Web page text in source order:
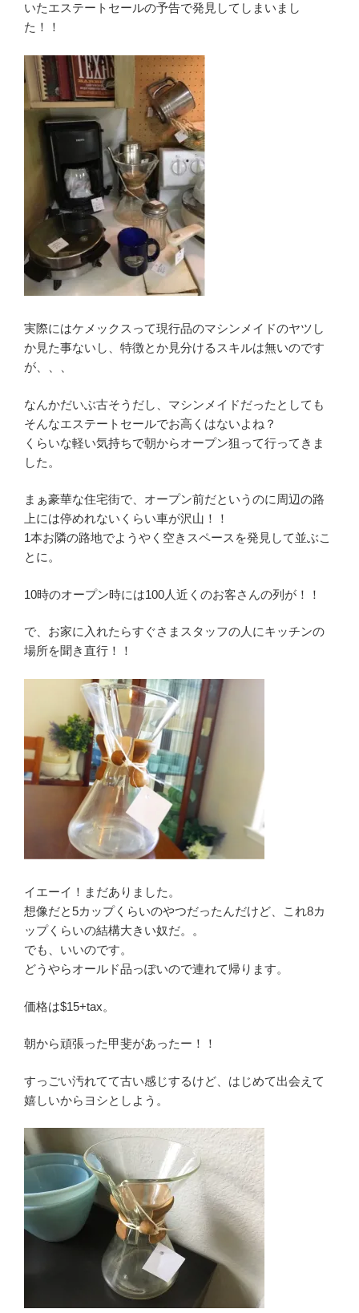
いたエステートセールの予告で発見してしまいまし
た！！
実際にはケメックスって現行品のマシンメイドのヤツし
か見た事ないし、特徴とか見分けるスキルは無いのです
が、、、
なんかだいぶ古そうだし、マシンメイドだったとしても
そんなエステートセールでお高くはないよね？
くらいな軽い気持ちで朝からオープン狙って行ってきま
した。
まぁ豪華な住宅街で、オープン前だというのに周辺の路
上には停めれないくらい車が沢山！！
1本お隣の路地でようやく空きスペースを発見して並ぶこ
とに。
10時のオープン時には100人近くのお客さんの列が！！
で、お家に入れたらすぐさまスタッフの人にキッチンの
場所を聞き直行！！
イエーイ！まだありました。
想像だと5カップくらいのやつだったんだけど、これ8カ
ップくらいの結構大きい奴だ。。
でも、いいのです。
どうやらオールド品っぽいので連れて帰ります。
価格は$15+tax。
朝から頑張った甲斐があったー！！
すっごい汚れてて古い感じするけど、はじめて出会えて
嬉しいからヨシとしよう。